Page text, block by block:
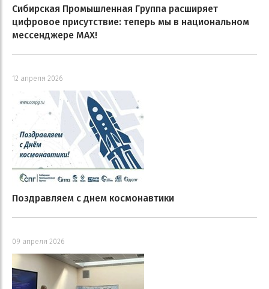
Сибирская Промышленная Группа расширяет
цифровое присутствие: теперь мы в национальном
мессенджере MAX!
12 апреля 2026
Поздравляем с днем космонавтики
09 апреля 2026